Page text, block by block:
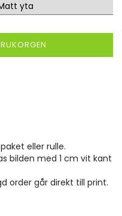
eller rulle.
bilden med 1 cm vit kant
order går direkt till print.